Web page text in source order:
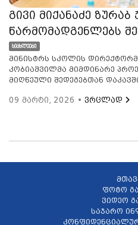
გივი მიქანაძე
წარმომადგენლებს
სიახლეები
მინისტრს სკოლის
კობიაშვილმა მიმდინარე
მიღწეული შედეგებთან
ფარგლებში გივი მიქანაძემ,
ხელშეწყობისა და ქართული
მნიშვნელობაზე ისაუბრა და
ჟვანიას სახელობის
ადმინისტრირების სკოლის
თანამშრომლებისგან
09 მარტი, 2026 • ვრცლად
ფოტო
ვიდეო
საჯარო